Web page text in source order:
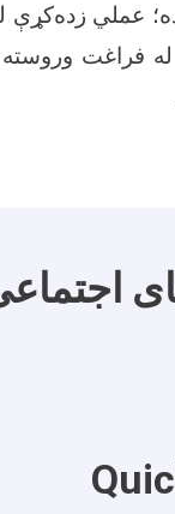
عملي زده‌کړې
فراغت وروسته